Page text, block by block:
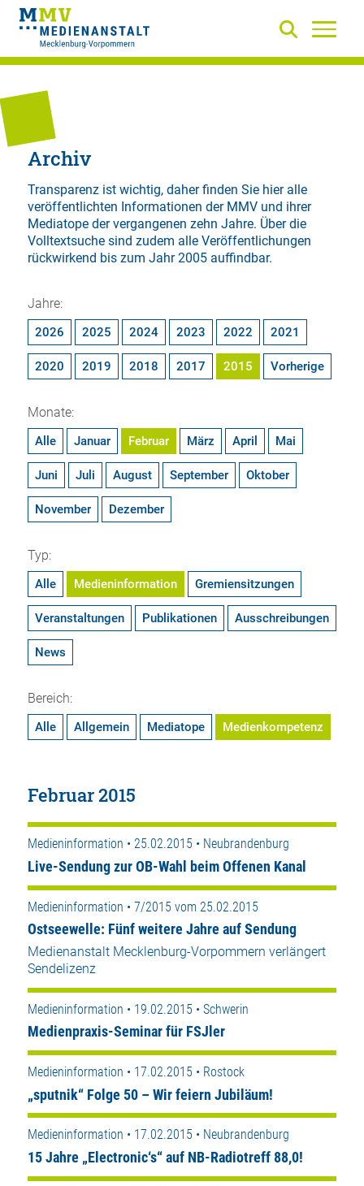
Archiv
Transparenz ist wichtig, daher finden Sie hier alle
veröffentlichten Informationen der MMV und ihrer
Mediatope der vergangenen zehn Jahre. Über die
Volltextsuchesind zudem alle Veröffentlichungen
rückwirkend bis zum Jahr 2005 auffindbar.
Jahre:
2026 2025 2024 2023 2022 2021
2020 2019 2018 2017 2015 Vorherige
Monate:
Alle Januar Februar März April Mai
Juni Juli August September Oktober
November Dezember
Typ:
Alle Medieninformation Gremiensitzungen
Veranstaltungen Publikationen Ausschreibungen
News
Bereich:
Alle Allgemein Mediatope Medienkompetenz
Februar 2015
Medieninformation • 25.02.2015 • Neubrandenburg
Live-Sendung zur OB-Wahl beim Offenen Kanal
Medieninformation • 7/2015 vom 25.02.2015
Ostseewelle: Fünf weitere Jahre auf Sendung
Medienanstalt Mecklenburg-Vorpommern verlängert
Sendelizenz
Medieninformation • 19.02.2015 • Schwerin
Medienpraxis-Seminar für FSJler
Medieninformation • 17.02.2015 • Rostock
„sputnik“ Folge 50 – Wir feiern Jubiläum!
Medieninformation • 17.02.2015 • Neubrandenburg
15 Jahre „Electronic‘s“ auf NB-Radiotreff 88,0!